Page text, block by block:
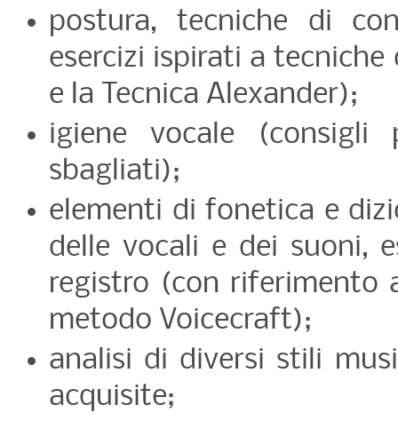
postura, tecniche di
esercizi ispirati a
e la Tecnica Alexander);
igiene vocale (consigli
sbagliati);
elementi di fonetica e
delle vocali e dei suoni,
registro (con riferimento
metodo Voicecraft);
analisi di diversi stili
acquisite;